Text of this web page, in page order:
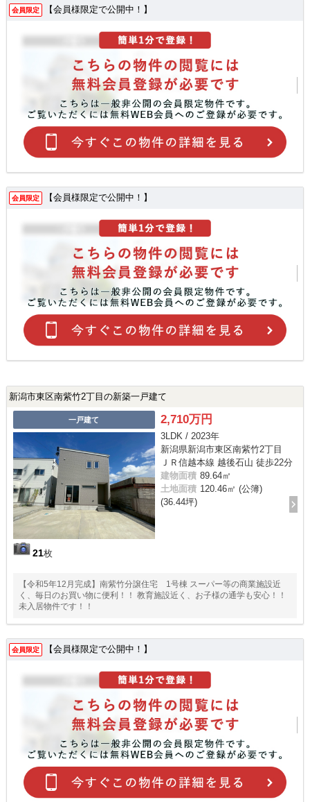
会員限定 【会員様限定で公開中！】
会員限定 【会員様限定で公開中！】
新潟市東区南紫竹2丁目の新築一戸建て
一戸建て
21枚
2,710万円
3LDK / 2023年
新潟県新潟市東区南紫竹2丁目
ＪＲ信越本線 越後石山 徒歩22分
建物面積 89.64㎡
土地面積 120.46㎡ (公簿)
(36.44坪)
【令和5年12月完成】南紫竹分譲住宅 1号棟 スーパー等の商業施設近
く、毎日のお買い物に便利！！ 教育施設近く、お子様の通学も安心！！
未入居物件です！！
会員限定 【会員様限定で公開中！】